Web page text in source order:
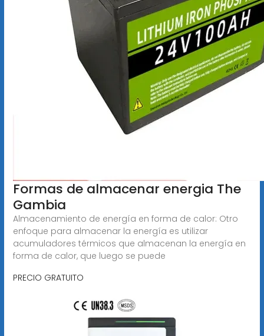
Formas de almacenar energia The
Gambia
Almacenamiento de energía en forma de calor: Otro
enfoque para almacenar la energía es utilizar
acumuladores térmicos que almacenan la energía en
forma de calor, que luego se puede
PRECIO GRATUITO